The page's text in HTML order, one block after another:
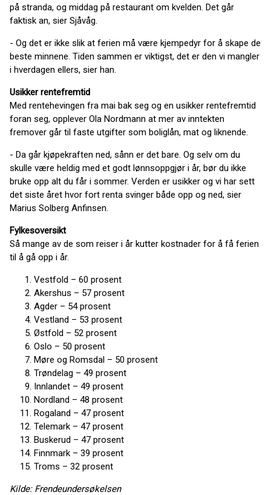
på stranda, og middag på restaurant om kvelden. Det går
faktisk an, sier Sjåvåg.
- Og det er ikke slik at ferien må være kjempedyr for å skape de
beste minnene. Tiden sammen er viktigst, det er den vi mangler
i hverdagen ellers, sier han.
Usikker rentefremtid
Med rentehevingen fra mai bak seg og en usikker rentefremtid
foran seg, opplever Ola Nordmann at mer av inntekten
fremover går til faste utgifter som boliglån, mat og liknende.
- Da går kjøpekraften ned, sånn er det bare. Og selv om du
skulle være heldig med et godt lønnsoppgjør i år, bør du ikke
bruke opp alt du får i sommer. Verden er usikker og vi har sett
det siste året hvor fort renta svinger både opp og ned, sier
Marius Solberg Anfinsen.
Fylkesoversikt
Så mange av de som reiser i år kutter kostnader for å få ferien
til å gå opp i år.
Vestfold – 60 prosent
Akershus – 57 prosent
Agder – 54 prosent
Vestland – 53 prosent
Østfold – 52 prosent
Oslo – 50 prosent
Møre og Romsdal – 50 prosent
Trøndelag – 49 prosent
Innlandet – 49 prosent
Nordland – 48 prosent
Rogaland – 47 prosent
Telemark – 47 prosent
Buskerud – 47 prosent
Finnmark – 39 prosent
Troms – 32 prosent
Kilde: Frendeundersøkelsen